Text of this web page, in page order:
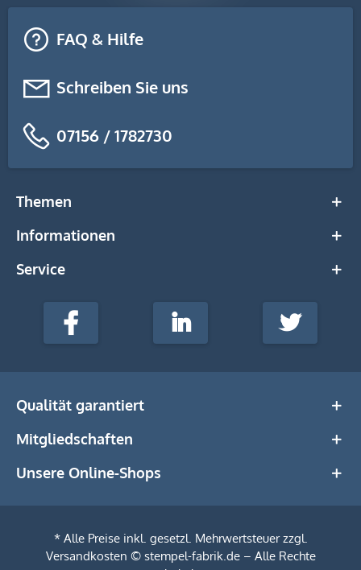
FAQ & Hilfe
Schreiben Sie uns
07156 / 1782730
Themen
Informationen
Service
stempel-
Media
Facebook LinkedIn Twitter
Qualität garantiert
Mitgliedschaften
Unsere Online-Shops
* Alle Preise inkl. gesetzl. Mehrwertsteuer zzgl.
Versandkosten © stempel-fabrik.de – Alle Rechte